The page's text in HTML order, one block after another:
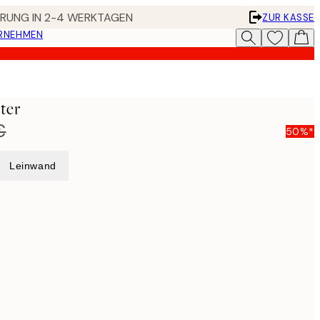
IN 2-4 WERKTAGEN
ZUR KASSE
50%*
Leinwand